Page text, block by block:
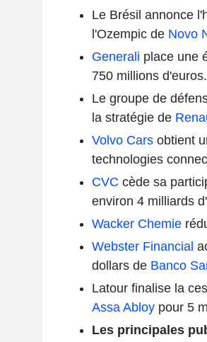
Le Brésil annonce
l'Ozempic de Novo
Generali place une
750 millions d'euros.
Le groupe de
la stratégie de
Volvo Carsobtient
technologies
CVC cède sa
environ 4 milliards
Wacker Chemie
Webster Financial
dollars de Banco
Latour finalise la
Assa Abloypour 5
Les principales